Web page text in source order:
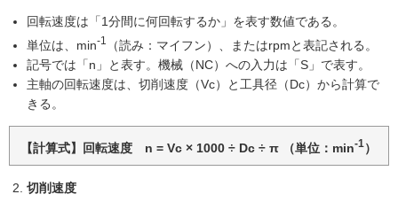
回転速度は「1分間に何回転するか」を表す数値である。
単位は、min-1
（読み：マイフン）、またはrpmと表記される。
記号では「n」と表す。機械（NC）への入力は「S」で表す。
主軸の回転速度は、切削速度（Vc）と工具径（Dc）から計算で
きる。
【計算式】回転速度 n = Vc × 1000 ÷ Dc ÷ π （単位：min-1 ）
切削速度